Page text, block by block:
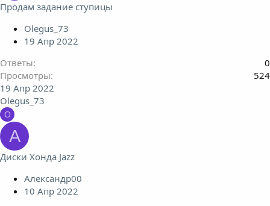
Продам задание ступицы
Olegus_73
19 Апр 2022
Ответы
0
Просмотры
524
19 Апр 2022
Olegus_73
O
А
Диски Хонда Jazz
Александр00
10 Апр 2022